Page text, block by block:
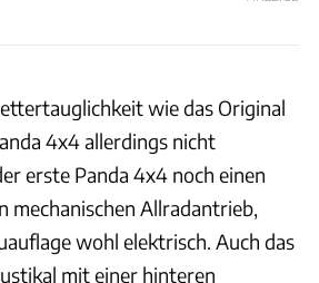
wie das Original
4x4 allerdings nicht
erste Panda 4x4 noch einen
mechanischen Allradantrieb,
wohl elektrisch. Auch das
mit einer hinteren